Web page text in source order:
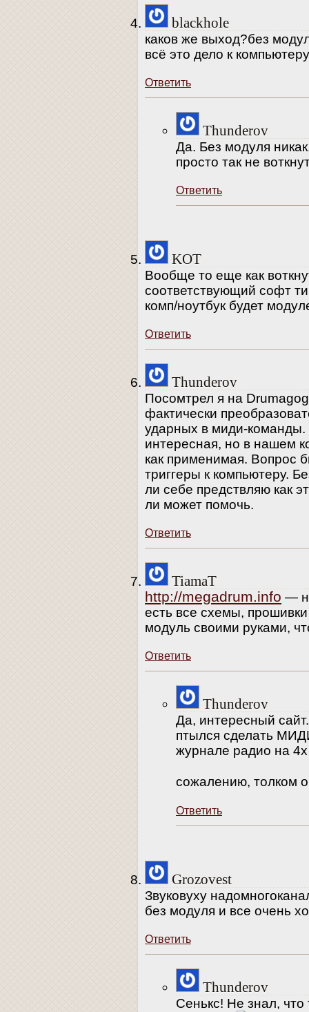
blackhole
каков же выход?без
всё это дело к
Ответить
Thunderov
Да. Без модуля
просто так не
Ответить
KOT
Вообще то еще как
соответствующий софт
комп/ноутбук будет
Ответить
Thunderov
Посомтрел я на
фактически
ударных в миди-
интересная, но в нашем
как применимая. Вопрос
триггеры к компьютеру.
ли себе предствляю как
ли может помочь.
Ответить
TiamaT
http://megadrum.info —
есть все схемы,
модуль своими руками,
Ответить
Thunderov
Да, интересный
птылся сделать
журнале радио на
сожалению, толком
Ответить
Grozovest
Звуковуху
без модуля и все очень
Ответить
Thunderov
Сенькс! Не знал, что